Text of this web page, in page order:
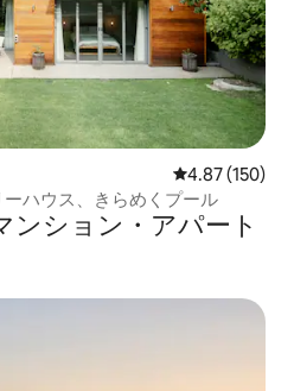
レビュー150
4.87 (150)
ハウス、きらめくプール
ンション・アパート
。